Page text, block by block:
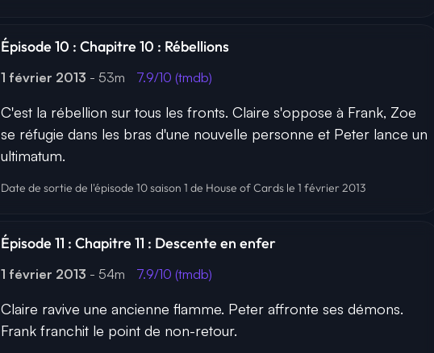
Épisode 10 : Chapitre 10 : Rébellions
1 février 2013 - 53m 7.9/10 (tmdb)
C'est la rébellion sur tous les fronts. Claire s'oppose à Frank, Zoe
se réfugie dans les bras d'une nouvelle personne et Peter lance un
ultimatum.
Date de sortie de l'épisode 10 saison 1 de House of Cards le 1 février 2013
Épisode 11 : Chapitre 11 : Descente en enfer
1 février 2013 - 54m 7.9/10 (tmdb)
Claire ravive une ancienne flamme. Peter affronte ses démons.
Frank franchit le point de non-retour.